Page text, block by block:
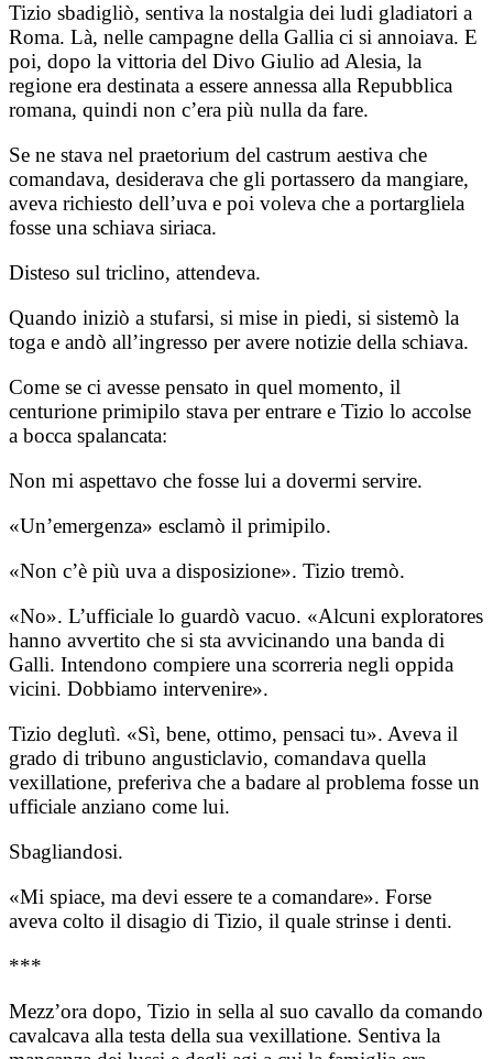
Tizio sbadigliò, sentiva la nostalgia dei ludi gladiatori a
Roma. Là, nelle campagne della Gallia ci si annoiava. E
poi, dopo la vittoria del Divo Giulio ad Alesia, la
regione era destinata a essere annessa alla Repubblica
romana, quindi non c’era più nulla da fare.
Se ne stava nel praetorium del castrum aestiva che
comandava, desiderava che gli portassero da mangiare,
aveva richiesto dell’uva e poi voleva che a portargliela
fosse una schiava siriaca.
Disteso sul triclino, attendeva.
Quando iniziò a stufarsi, si mise in piedi, si sistemò la
toga e andò all’ingresso per avere notizie della schiava.
Come se ci avesse pensato in quel momento, il
centurione primipilo stava per entrare e Tizio lo accolse
a bocca spalancata:
Non mi aspettavo che fosse lui a dovermi servire.
«Un’emergenza» esclamò il primipilo.
«Non c’è più uva a disposizione». Tizio tremò.
«No». L’ufficiale lo guardò vacuo. «Alcuni exploratores
hanno avvertito che si sta avvicinando una banda di
Galli. Intendono compiere una scorreria negli oppida
vicini. Dobbiamo intervenire».
Tizio deglutì. «Sì, bene, ottimo, pensaci tu». Aveva il
grado di tribuno angusticlavio, comandava quella
vexillatione, preferiva che a badare al problema fosse un
ufficiale anziano come lui.
Sbagliandosi.
«Mi spiace, ma devi essere te a comandare». Forse
aveva colto il disagio di Tizio, il quale strinse i denti.
***
Mezz’ora dopo, Tizio in sella al suo cavallo da comando
cavalcava alla testa della sua vexillatione. Sentiva la